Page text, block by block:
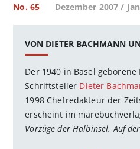
No. 65 Dezember 2007 /
VON DIETER BACHMANN
Der 1940 in Basel
Schriftsteller Dieter
1998 Chefredakteur der
erscheint im
Vorzüge der Halbinsel. Auf